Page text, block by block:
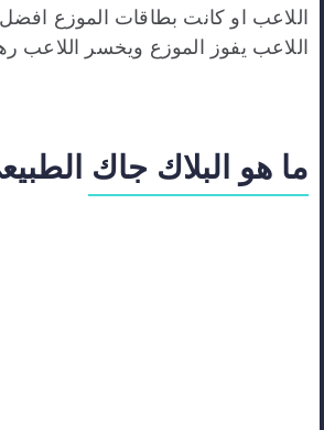
اللاعب او كانت بطاقات الموزع
اللاعب يفوز الموزع ويخسر اللاعب
ما هو البلاك جاك